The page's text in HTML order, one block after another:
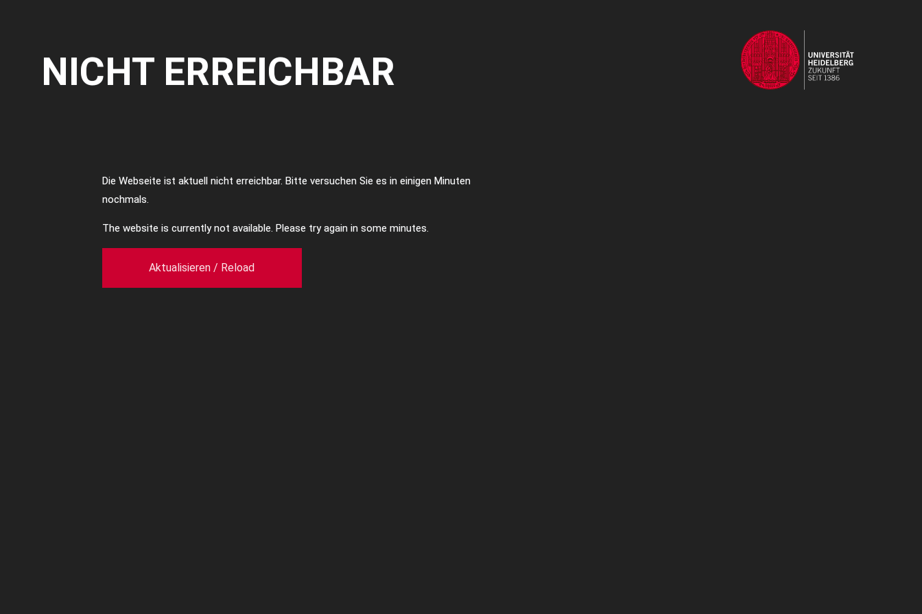
NICHT ERREICHBAR
Die Webseite ist aktuell nicht erreichbar. Bitte versuchen Sie es in einigen Minuten
nochmals.
The website is currently not available. Please try again in some minutes.
Aktualisieren / Reload